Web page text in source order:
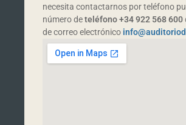
necesita contactarnos por teléfono
número deteléfono +34 922 568 600
de correo electrónico